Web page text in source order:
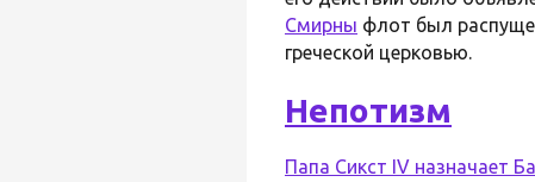
Смирны флот был
греческой церковью.
Непотизм
Папа Сикст IV назначает